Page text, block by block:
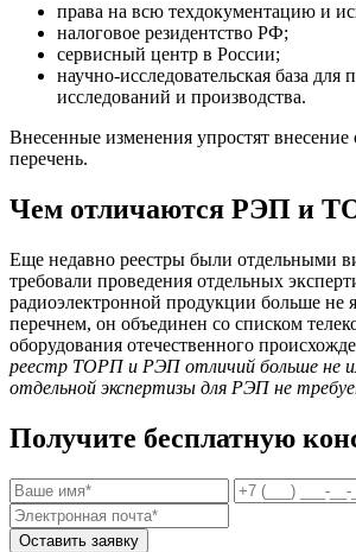
права на всю техдокументацию и
налоговое резидентство РФ;
сервисный центр в России;
научно-исследовательская база для
исследований и производства.
Внесенные изменения упростят внесение
перечень.
Чем отличаются РЭП и
Еще недавно реестры были отдельными
требовали проведения отдельных
радиоэлектронной продукции больше не
перечнем, он объединен со списком
оборудования отечественного
реестр ТОРП и РЭП отличий больше не
отдельной экспертизы для РЭП не
Получите бесплатную
Оставить заявку